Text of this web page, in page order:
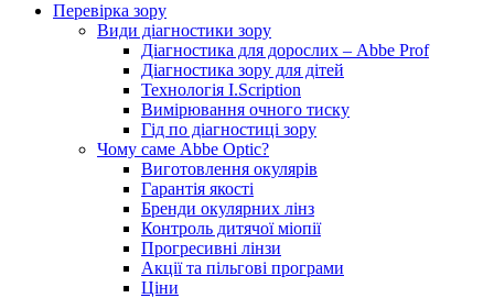
Перевірка зору
Види діагностики зору
Діагностика для дорослих – Abbe Prof
Діагностика зору для дітей
Технологія I.Scription
Вимірювання очного тиску
Гід по діагностиці зору
Чому саме Abbe Optic?
Виготовлення окулярів
Гарантія якості
Бренди окулярних лінз
Контроль дитячої міопії
Прогресивні лінзи
Акції та пільгові програми
Ціни